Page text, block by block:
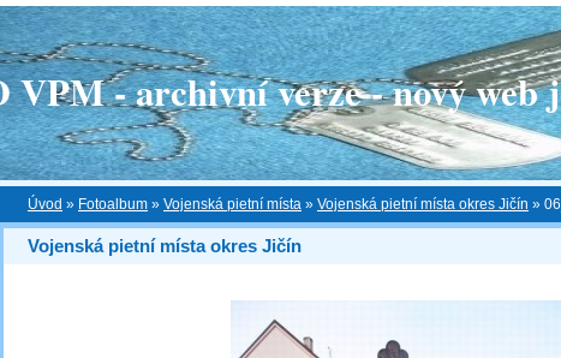
VPM - archivní verze - nový web
Úvod » Fotoalbum » Vojenská pietní místa » Vojenská pietní místa okres Jičín »
Vojenská pietní místa okres Jičín